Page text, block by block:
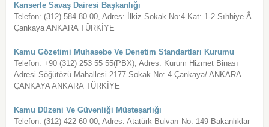
Kanserle Savaş Dairesi Başkanlığı
Telefon: (312) 584 80 00, Adres: İlkiz Sokak No:4 Kat: 1-2 Sıhhiye Â
Çankaya ANKARA TÜRKİYE
Kamu Gözetimi Muhasebe Ve Denetim Standartları Kurumu
Telefon: +90 (312) 253 55 55(PBX), Adres: Kurum Hizmet Binası
Adresi Söğütözü Mahallesi 2177 Sokak No: 4 Çankaya/ ANKARA
ÇANKAYA ANKARA TÜRKİYE
Kamu Düzeni Ve Güvenliği Müsteşarlığı
Telefon: (312) 422 60 00, Adres: Atatürk Bulvarı No: 149 Bakanlıklar